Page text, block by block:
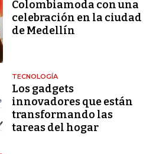
Colombiamoda con una
celebración en la ciudad
de Medellín
TECNOLOGÍA
Los gadgets
innovadores que están
transformando las
tareas del hogar